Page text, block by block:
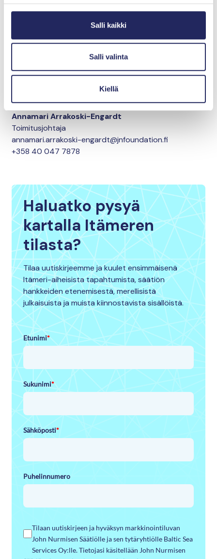
Salli kaikki
Salli valinta
Kiellä
Annamari Arrakoski-Engardt
Toimitusjohtaja
annamari.arrakoski-engardt@jnfoundation.fi
+358 40 047 7878
on rohkaiseva esimerkki. Sopimuksen tavoitteena on
suojella 30 prosenttia maailman meristä vuoteen 2030
vasta kahdeksan prosenttia.
Haluatko pysyä
kartalla Itämeren
tilasta?
Tilaa uutiskirjeemme ja kuulet ensimmäisenä
Itämeri-aiheisista tapahtumista, säätiön
hankkeiden etenemisestä, merellisistä
julkaisuista ja muista kiinnostavista sisällöistä.
Etunimi*
Sukunimi*
Sähköposti*
Puhelinnumero
Tilaan uutiskirjeen ja hyväksyn markkinointiluvan
John Nurmisen Säätiölle ja sen tytäryhtiölle Baltic Sea
Services Oy:lle. Tietojasi käsitellään John Nurmisen